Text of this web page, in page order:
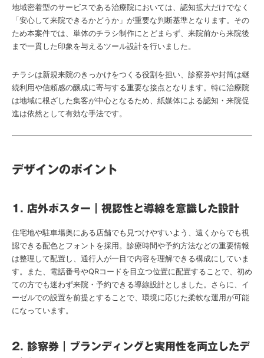
地域密着型のサービスである治療院においては、認知拡大だけでなく
「安心して来院できるかどうか」が重要な判断基準となります。その
ため本案件では、単体のチラシ制作にとどまらず、来院前から来院後
まで一貫した印象を与えるツール設計を行いました。
チラシは新規来院のきっかけをつくる役割を担い、診察券や封筒は継
続利用や信頼感の醸成に寄与する重要な接点となります。特に治療院
は地域に根ざした集客が中心となるため、紙媒体による認知・来院促
進は依然として有効な手法です。
デザインのポイント
1. 店外ポスター｜視認性と導線を意識した設計
住宅地や駐車場奥にある店舗でも見つけやすいよう、遠くからでも視
認できる配色とフォントを採用。診療時間や予約方法などの重要情報
は整理して配置し、通行人が一目で内容を理解できる構成にしていま
す。また、電話番号やQRコードを目立つ位置に配置することで、初め
ての方でも迷わず来院・予約できる導線設計としました。さらに、イ
ーゼルでの設置を前提とすることで、環境に応じた柔軟な運用が可能
になっています。
2. 診察券｜ブランディングと実用性を両立したデ